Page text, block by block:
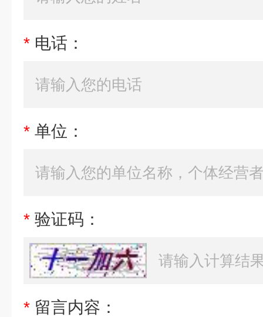
* 电话：
* 单位：
* 验证码：
* 留言内容：